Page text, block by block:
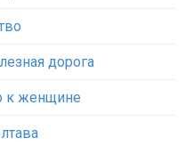
дорога
к женщине